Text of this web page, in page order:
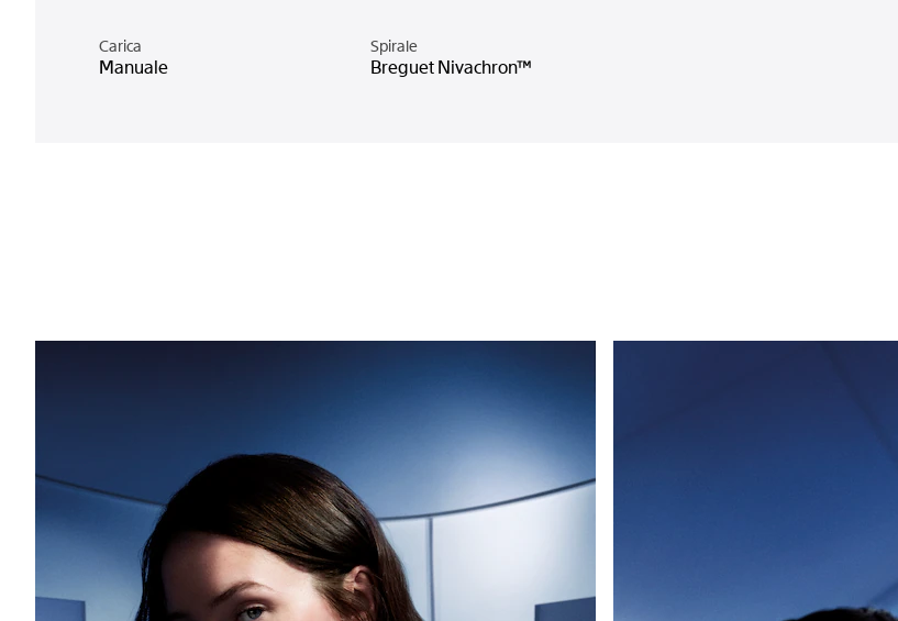
Carica
Manuale
Spirale
Breguet Nivachron™